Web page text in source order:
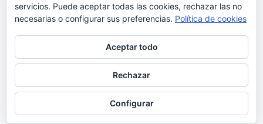
Web desarrollada por ©Roberto Menéndez Mateos
FacebookTwitter Instagram
Funciona gracias a WordPress
servicios. Puede aceptar todas las cookies, rechazar las no
necesarias o configurar sus preferencias. Política de cookies
Aceptar todo
Rechazar
Configurar